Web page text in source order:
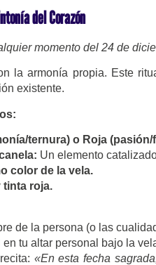
del Corazón
momento del 24 de
la armonía propia. Este
existente.
ternura) o Roja (pasión/
Un elemento
color de la vela.
tinta roja.
de la persona (o las
tu altar personal bajo la
«En esta fecha